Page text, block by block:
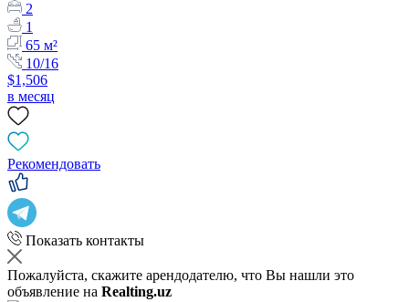
2
1
65 м²
10/16
$1,506
в месяц
Рекомендовать
Показать контакты
Пожалуйста, скажите арендодателю, что Вы нашли это
объявление на Realting.uz